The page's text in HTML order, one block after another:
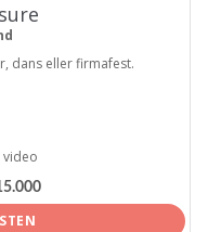
dans eller firmafest.
video